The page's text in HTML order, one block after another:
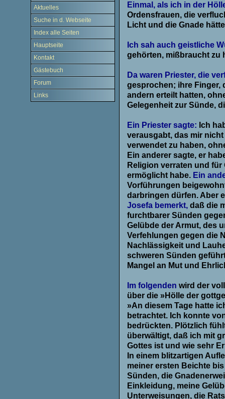
Aktuelles
Suche in d. Webseite
Index alle Seiten
Hauptseite
Kontakt
Gästebuch
Forum
Links
Einmal, als ich in der
Ordensfrauen, die
Licht und die Gnade
Ich sah auch geistliche
gehörten, mißbraucht zu
Da waren Priester, die
gesprochen; ihre Finger,
andern erteilt hatten,
Gelegenheit zur Sünde,
Ein Priester sagte: Ich
verausgabt, das mir
verwendet zu haben,
Ein anderer sagte, er
Religion verraten und
ermöglicht habe. Ein
Vorführungen
darbringen dürfen. Aber
Josefa bemerkt, daß die
furchtbarer Sünden
Gelübde der Armut, des
Verfehlungen gegen die
Nachlässigkeit und
schweren Sünden
Mangel an Mut und
Im folgenden wird der
über die »Hölle der
»An diesem Tage hatte
betrachtet. Ich konnte
bedrückten. Plötzlich
überwältigt, daß ich mit
Gottes ist und wie sehr
In einem blitzartigen
meiner ersten Beichte
Sünden, die
Einkleidung, meine
Unterweisungen, die